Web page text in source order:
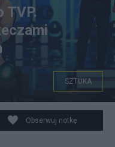
i Skromni, zdjęcie
TVP.
SZTUKA
Obserwuj notkę